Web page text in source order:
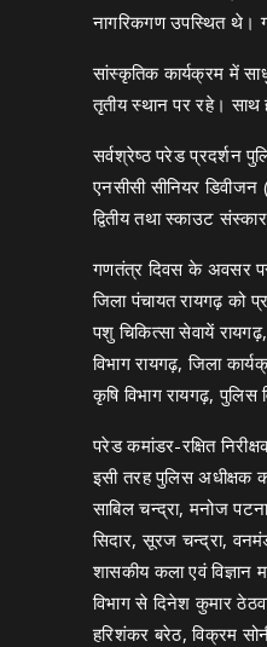
नागरिकगण उपस्थित थे।
सांस्कृतिक कार्यक्रम में
तृतीय स्थान पर रहे। साथ
सर्वश्रेष्ठ परेड प्रदर्शन
एनसीसी सीनियर
द्वितीय तथा स्काउट
गणतंत्र दिवस के अवसर पर
जिला पंचायत रायगढ़ को
पशु चिकित्सा सेवायें
विभाग रायगढ़, जिला
कृषि विभाग रायगढ़, पुलिस
परेड कमांडर-रक्षित
इसी तरह पुलिस अधीक्षक
साबिल चन्द्रा, मनोज
सिदार, सूरज चन्द्रा,
शासकीय कला एवं विज्ञान
विभाग से दिनेश कुमार
हरिशंकर बरेठ, विक्रम